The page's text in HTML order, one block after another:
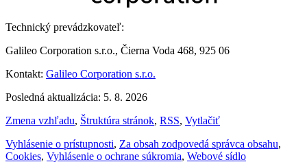
Technický prevádzkovateľ:
Galileo Corporation s.r.o., Čierna Voda 468, 925 06
Kontakt: Galileo Corporation s.r.o.
Posledná aktualizácia: 5. 8. 2026
Zmena vzhľadu, Štruktúra stránok, RSS, Vytlačiť
Vyhlásenie o prístupnosti, Za obsah zodpovedá správca obsahu,
Cookies, Vyhlásenie o ochrane súkromia, Webové sídlo